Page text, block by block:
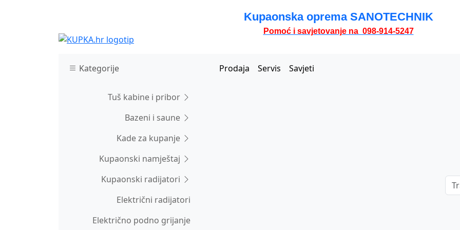
Kupaonska oprema SANOTECHNIK
Pomoć i savjetovanje na 098-914-5247
Kategorije
Tuš kabine i pribor
Bazeni i saune
Kade za kupanje
Kupaonski namještaj
Kupaonski radijatori
Električni radijatori
Električno podno grijanje
Prodaja Servis Savjeti